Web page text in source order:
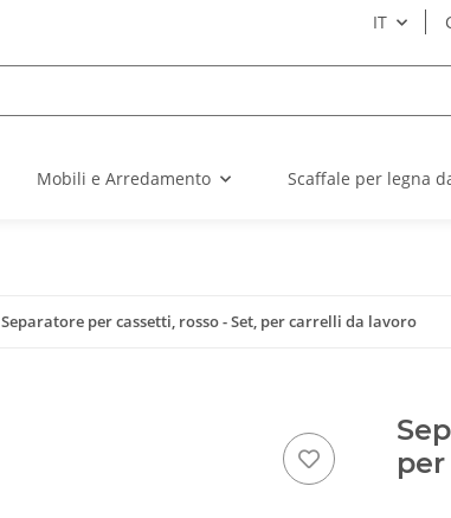
IT
Mobili e Arredamento Scaffale per legna
Separatore per cassetti, rosso - Set, per carrelli da lavoro